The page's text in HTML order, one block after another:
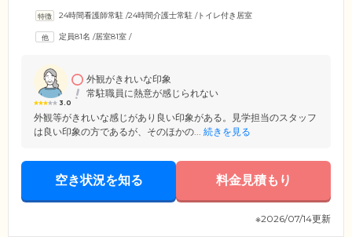
もちろん、水分摂取の促しから服薬管理まで、責任をもってご対応。お
お一人おひとりの生活スタイルに合わせて適切なケアをご提案させてい
24時間看護師常駐 /24時間介護士常駐 /トイレ付き居室
定員81名 /居室81室 /
3.0
外観がきれいな印象
常駐職員に熱意が感じられない
外観等がきれいな感じがあり良い印象がある。見学担当のスタッフ
は良い印象の方であるが、そのほかの... 続きを見る
空き状況を知る 料金見積もり
※2026/07/14更新